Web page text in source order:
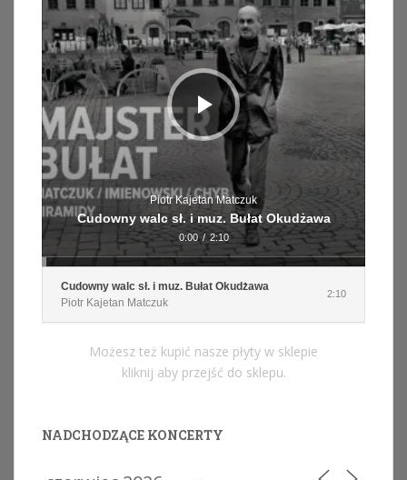
Piotr Kajetan Matczuk
Cudowny walc sł. i muz. Bułat Okudżawa
0:00 / 2:10
Cudowny walc sł. i muz. Bułat Okudżawa
Piotr Kajetan Matczuk
2:10
Możesz też kupić nasze płyty w sklepie
kliknij aby przejść do sklepu.
NADCHODZĄCE KONCERTY